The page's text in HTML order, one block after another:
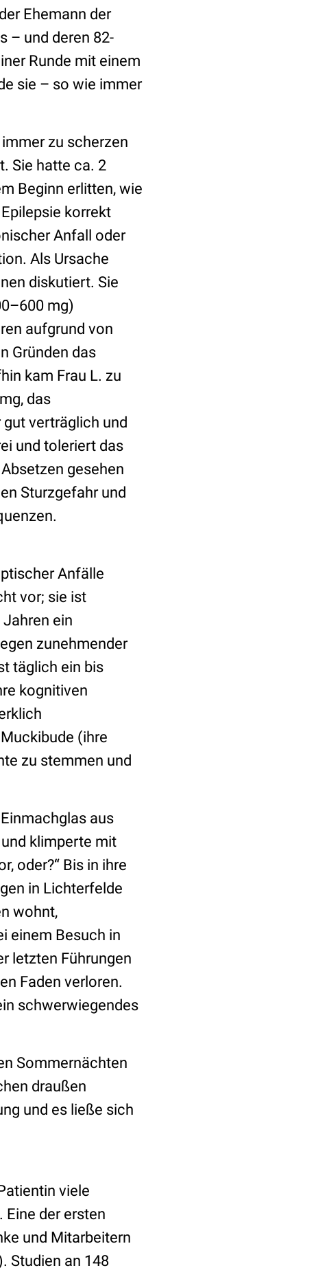
Ehemann der
– und deren 82-
Runde mit einem
sie – so wie immer
zu scherzen
Sie hatte ca. 2
Beginn erlitten, wie
korrekt
Anfall oder
Als Ursache
diskutiert. Sie
mg)
aufgrund von
Gründen das
kam Frau L. zu
das
verträglich und
und toleriert das
gesehen
Sturzgefahr und
Anfälle
vor; sie ist
ein
zunehmender
täglich ein bis
kognitiven
(ihre
zu stemmen und
aus
klimperte mit
oder?“ Bis in ihre
in Lichterfelde
wohnt,
einem Besuch in
letzten Führungen
Faden verloren.
schwerwiegendes
Sommernächten
draußen
und es ließe sich
viele
der ersten
und Mitarbeitern
Studien an 148